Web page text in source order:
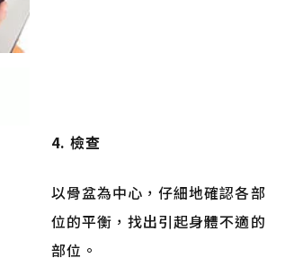
4. 檢查
以骨盆為中心，仔細地確認各部
位的平衡，找出引起身體不適的
部位。